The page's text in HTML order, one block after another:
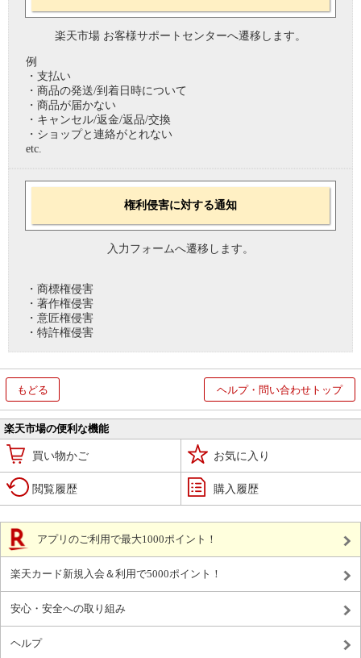
楽天市場 お客様サポートセンターへ遷移します。
例
・支払い
・商品の発送/到着日時について
・商品が届かない
・キャンセル/返金/返品/交換
・ショップと連絡がとれない
etc.
権利侵害に対する通知
入力フォームへ遷移します。
・商標権侵害
・著作権侵害
・意匠権侵害
・特許権侵害
もどる ヘルプ・問い合わせトップ
楽天市場の便利な機能
買い物かご お気に入り
閲覧履歴 購入履歴
アプリのご利用で最大1000ポイント！
楽天カード新規入会＆利用で5000ポイント！
安心・安全への取り組み
ヘルプ